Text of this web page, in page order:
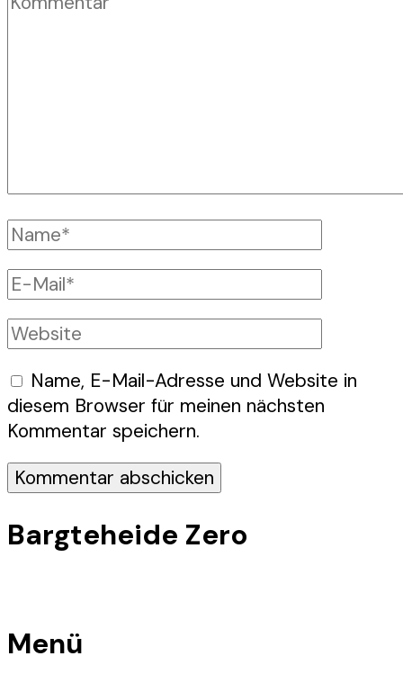
Vollständiger
Name
E-
Mail
Website
Name, E-Mail-Adresse und Website in
diesem Browser für meinen nächsten
Kommentar speichern.
Bargteheide Zero
Menü